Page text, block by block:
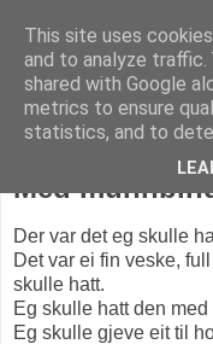
Med
Der var det eg skulle
Det var ei fin veske,
skulle hatt.
Eg skulle hatt den
Eg skulle gjeve eit til
This site uses
and to analyze traffic.
shared with Google
metrics to ensure
statistics, and to